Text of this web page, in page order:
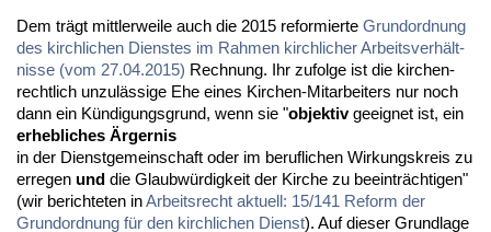
Dem trägt mitt­ler­wei­le auch die 2015 re­for­mier­te Grund­ord­nung
des kirch­li­chen Diens­tes im Rah­men kirch­li­cher Ar­beits­ver­hält­
nis­se (vom 27.04.2015) Rech­nung. Ihr zu­fol­ge ist die kir­chen­
recht­lich un­zu­läs­si­ge Ehe ei­nes Kir­chen-Mit­ar­bei­ters nur noch
dann ein Kün­di­gungs­grund, wenn sie "ob­jek­tivge­eig­net ist, ein
er­heb­li­ches Är­ger­nis
in der Dienst­ge­mein­schaft oder im be­ruf­li­chen Wir­kungs­kreis zu
er­re­gen und die Glaub­wür­dig­keit der Kir­che zu be­ein­träch­ti­gen"
(wir be­rich­te­ten inAr­beits­recht ak­tu­ell: 15/141 Re­form der
Grund­ord­nung für den kirch­li­chen Dienst). Auf die­ser Grund­la­ge